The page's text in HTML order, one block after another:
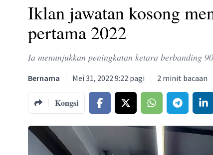
Iklan jawatan kosong
pertama 2022
Ia menunjukkan peningkatan ketara berbanding
Bernama Mei 31, 2022 9:22 pagi 2 minit bacaan
Kongsi